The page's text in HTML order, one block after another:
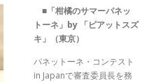
■「柑橘のサマーパネッ
トーネ」by 「ピアットスズ
キ」（東京）
パネットーネ・コンテスト
in Japanで審査委員長を務